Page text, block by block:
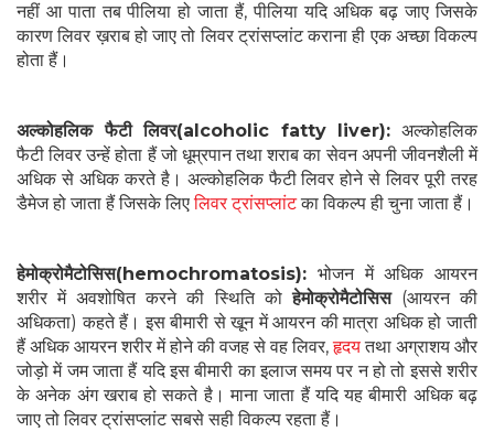
नहीं आ पाता तब पीलिया हो जाता हैं, पीलिया यदि अधिक बढ़ जाए जिसके
कारण लिवर ख़राब हो जाए तो लिवर ट्रांसप्लांट कराना ही एक अच्छा विकल्प
होता हैं।
अल्कोहलिक फैटी लिवर(alcoholic fatty liver): अल्कोहलिक
फैटी लिवर उन्हें होता हैं जो धूम्रपान तथा शराब का सेवन अपनी जीवनशैली में
अधिक से अधिक करते है। अल्कोहलिक फैटी लिवर होने से लिवर पूरी तरह
डैमेज हो जाता हैं जिसके लिएलिवर ट्रांसप्लांटका विकल्प ही चुना जाता हैं।
हेमोक्रोमैटोसिस(hemochromatosis): भोजन में अधिक आयरन
शरीर में अवशोषित करने की स्थिति कोहेमोक्रोमैटोसिस(आयरन की
अधिकता) कहते हैं। इस बीमारी से खून में आयरन की मात्रा अधिक हो जाती
हैं अधिक आयरन शरीर में होने की वजह से वह लिवर,हृदयतथा अग्राशय और
जोड़ो में जम जाता हैं यदि इस बीमारी का इलाज समय पर न हो तो इससे शरीर
के अनेक अंग खराब हो सकते है। माना जाता हैं यदि यह बीमारी अधिक बढ़
जाए तो लिवर ट्रांसप्लांट सबसे सही विकल्प रहता हैं।